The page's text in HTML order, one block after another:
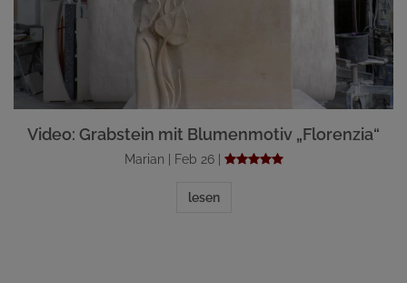
Video: Grabstein mit Blumenmotiv „Florenzia“
Marian | Feb 26 |
lesen